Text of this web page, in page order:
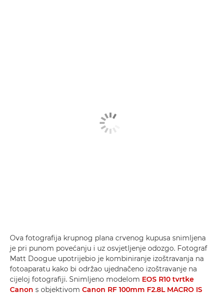
Ova fotografija krupnog plana crvenog kupusa snimljena
je pri punom povećanju i uz osvjetljenje odozgo. Fotograf
Matt Doogue upotrijebio je kombiniranje izoštravanja na
fotoaparatu kako bi održao ujednačeno izoštravanje na
cijeloj fotografiji. Snimljeno modelom EOS R10 tvrtke
Canon s objektivom Canon RF 100mm F2.8L MACRO IS